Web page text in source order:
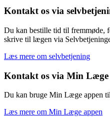
Kontakt os via
Du kan bestille tid til fremmøde,
skrive til lægen via
Læs mere om selvbetjening
Kontakt os via Min Læge
Du kan bruge Min Læge appen
Læs mere om Min Læge appen